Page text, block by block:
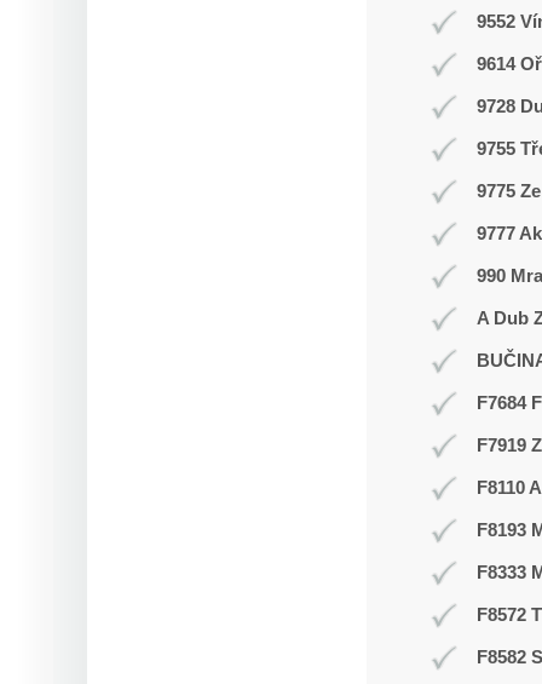
9552
9614
9728
9755
9775
9777
990
A Dub
F7684
F7919
F8110
F8193
F8333
F8572
F8582